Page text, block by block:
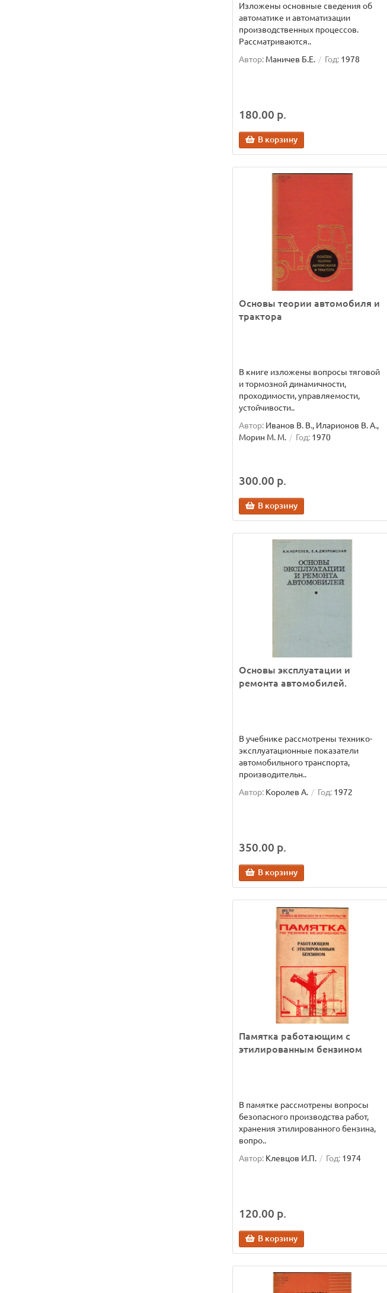
Изложены основные сведения об
автоматике и автоматизации
производственных процессов.
Рассматриваются..
Автор: Маничев Б.Е. Год: 1978
180.00 р.
В корзину
Основы теории автомобиля и
трактора
В книге изложены вопросы тяговой
и тормозной динамичности,
проходимости, управляемости,
устойчивости..
Автор: Иванов В. В., Иларионов В. А.,
Морин М. М.
Год: 1970
300.00 р.
В корзину
Основы эксплуатации и
ремонта автомобилей.
В учебнике рассмотрены технико-
эксплуатационные показатели
автомобильного транспорта,
производительн..
Автор: Королев А. Год: 1972
350.00 р.
В корзину
Памятка работающим с
этилированным бензином
В памятке рассмотрены вопросы
безопасного производства работ,
хранения этилированного бензина,
вопро..
Автор: Клевцов И.П. Год: 1974
120.00 р.
В корзину